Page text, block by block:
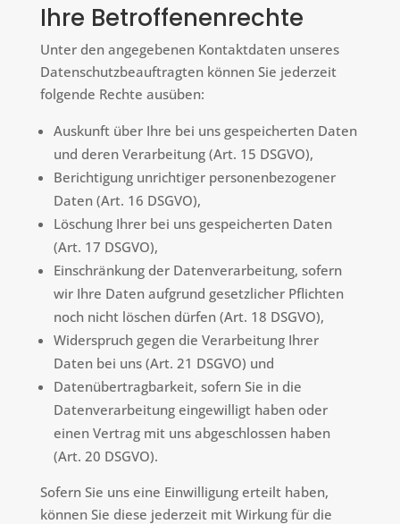
Ihre Betroffenenrechte
Unter den angegebenen Kontaktdaten unseres
Datenschutzbeauftragten können Sie jederzeit
folgende Rechte ausüben:
Auskunft über Ihre bei uns gespeicherten Daten
und deren Verarbeitung (Art. 15 DSGVO),
Berichtigung unrichtiger personenbezogener
Daten (Art. 16 DSGVO),
Löschung Ihrer bei uns gespeicherten Daten
(Art. 17 DSGVO),
Einschränkung der Datenverarbeitung, sofern
wir Ihre Daten aufgrund gesetzlicher Pflichten
noch nicht löschen dürfen (Art. 18 DSGVO),
Widerspruch gegen die Verarbeitung Ihrer
Daten bei uns (Art. 21 DSGVO) und
Datenübertragbarkeit, sofern Sie in die
Datenverarbeitung eingewilligt haben oder
einen Vertrag mit uns abgeschlossen haben
(Art. 20 DSGVO).
Sofern Sie uns eine Einwilligung erteilt haben,
können Sie diese jederzeit mit Wirkung für die